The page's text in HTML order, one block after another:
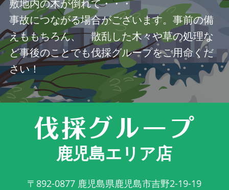
敷地内の木が倒れて・・・
事故につながる場合がございます。事前の備
えももちろん、 散乱した木々や草の処理な
ど事後のことでも伐採グループをご用命くだ
さい！
鹿児島エリア店
〒892-0877 鹿児島県鹿児島市吉野2-19-19